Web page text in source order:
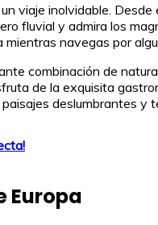
viaje inolvidable.
fluvial y admira los
navegas por
combinación de
de la exquisita
deslumbrantes y
Europa